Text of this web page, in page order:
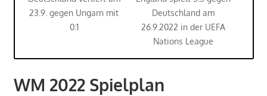
23.9. gegen Ungarn mit
0:1
Deutschland am
26.9.2022 in der UEFA
Nations League
WM 2022 Spielplan